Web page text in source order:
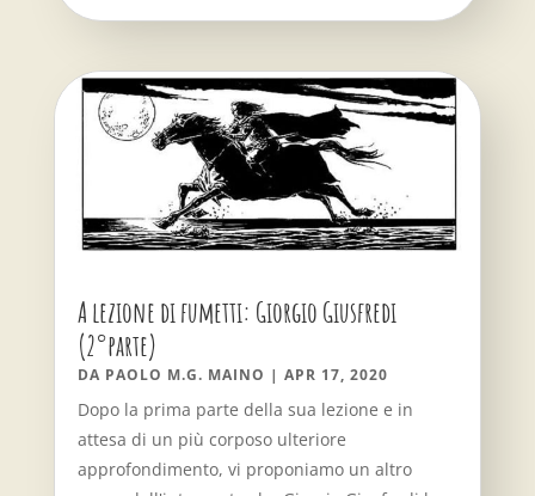
A lezione di fumetti: Giorgio Giusfredi
(2°parte)
DA PAOLO M.G. MAINO | APR 17, 2020
Dopo la prima parte della sua lezione e in
attesa di un più corposo ulteriore
approfondimento, vi proponiamo un altro